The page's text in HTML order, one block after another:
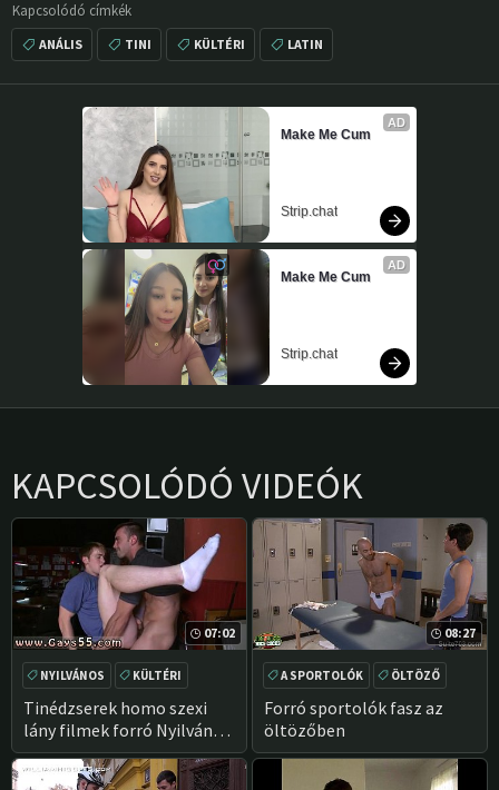
Kapcsolódó címkék
ANÁLIS TINI KÜLTÉRI LATIN
AD
Make Me Cum
Strip.chat
AD
Make Me Cum
Strip.chat
KAPCSOLÓDÓ VIDEÓK
07:02
Tinédzserek homo szexi
lány filmek forró Nyilvános
Meleg Szopás
NYILVÁNOS
KÜLTÉRI
VALÓSÁG
08:27
Forró sportolók fasz az
öltözőben
A SPORTOLÓK
ÖLTÖZŐ
ANÁLIS
HARDCORE